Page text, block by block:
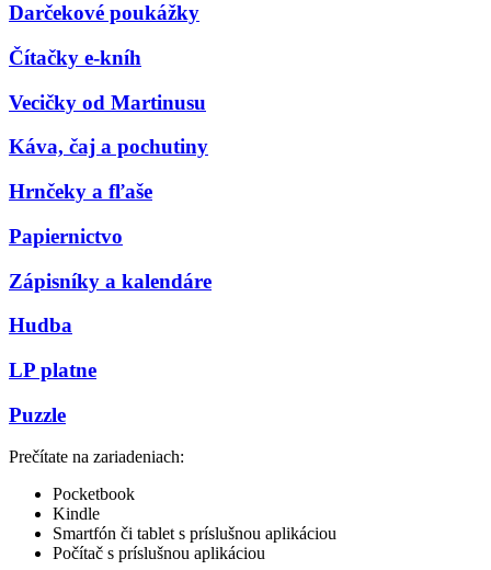
Darčekové poukážky
Čítačky e-kníh
Vecičky od Martinusu
Káva, čaj a pochutiny
Hrnčeky a fľaše
Papiernictvo
Zápisníky a kalendáre
Hudba
LP platne
Puzzle
Prečítate na zariadeniach:
Pocketbook
Kindle
Smartfón či tablet s príslušnou aplikáciou
Počítač s príslušnou aplikáciou